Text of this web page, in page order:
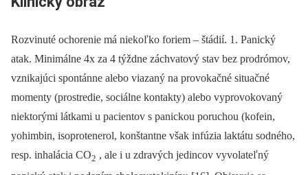
Rozvinuté ochorenie má niekoľko foriem –⁠ štádií. 1. Panický
atak. Minimálne 4x za 4 týždne záchvatový stav bez prodrómov,
vznikajúci spontánne alebo viazaný na provokačné situačné
momenty (prostredie, sociálne kontakty) alebo vyprovokovaný
niektorými látkami u pacientov s panickou poruchou (kofein,
yohimbin, isoprotenerol, konštantne však infúzia laktátu sodného,
resp. inhalácia CO2 , ale i u zdravých jedincov vyvolateľný